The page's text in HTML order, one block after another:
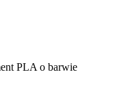
PLA o barwie